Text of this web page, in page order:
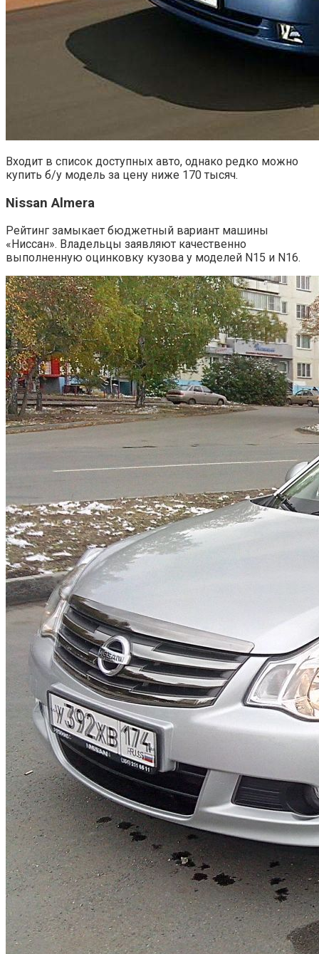
Входит в список доступных авто, однако редко можно
купить б/у модель за цену ниже 170 тысяч.
Nissan Almera
Рейтинг замыкает бюджетный вариант машины
«Ниссан». Владельцы заявляют качественно
выполненную оцинковку кузова у моделей N15 и N16.